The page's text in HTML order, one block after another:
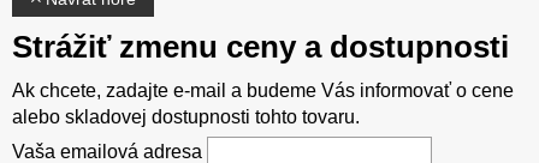
Strážiť zmenu ceny a dostupnosti
Ak chcete, zadajte e-mail a budeme Vás informovať o cene
alebo skladovej dostupnosti tohto tovaru.
Vaša emailová adresa